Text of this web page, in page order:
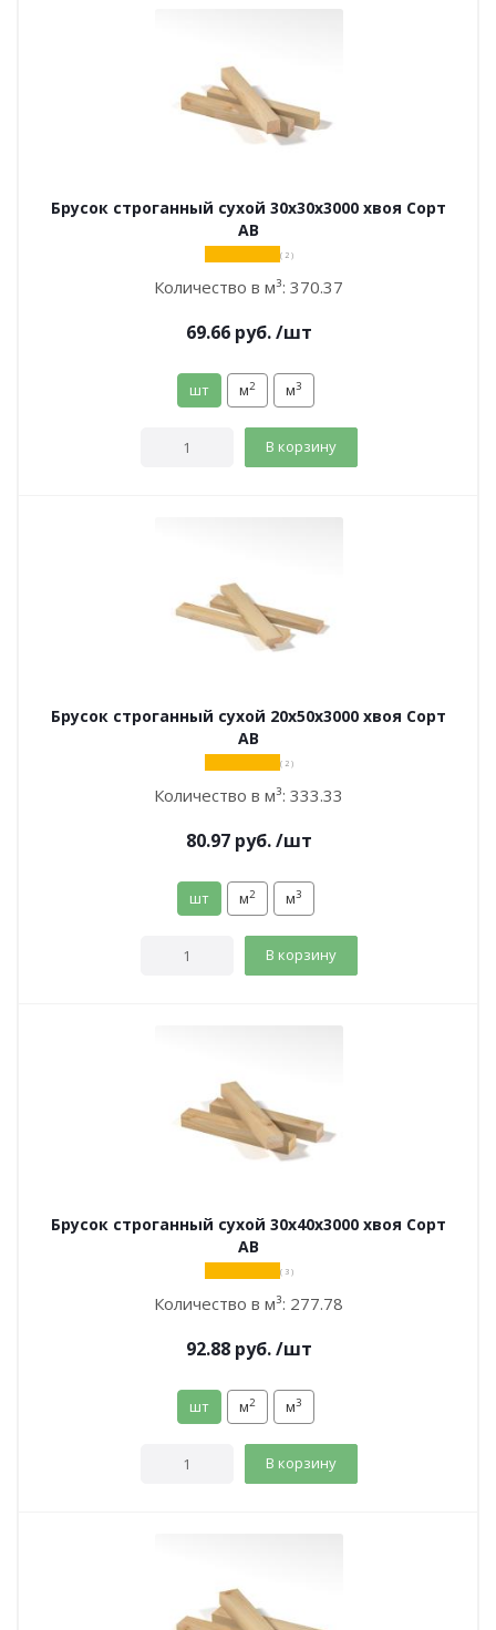
Брусок строганный сухой 30х30х3000 хвоя Сорт
АВ
( 2 )
Количество в м³: 370.37
69.66руб. /шт
шт м2 м3
В корзину
Брусок строганный сухой 20х50х3000 хвоя Сорт
АВ
( 2 )
Количество в м³: 333.33
80.97руб. /шт
шт м2 м3
В корзину
Брусок строганный сухой 30х40х3000 хвоя Сорт
АВ
( 3 )
Количество в м³: 277.78
92.88руб. /шт
шт м2 м3
В корзину